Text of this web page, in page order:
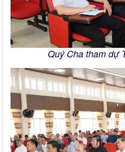
Quý Cha tham dự